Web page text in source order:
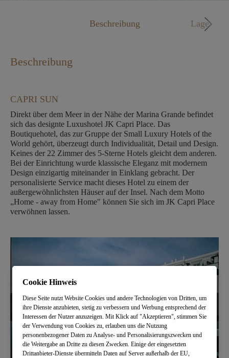
Beschreibung Lage
Beschreibung
CAPRI SUN
Direkt über dem Meer in der Nähe der Marina Grande befindet
sich das designte Luxushotel JK Capri Place. Das
Boutiquehotel, das zur Gruppe der Small Luxury Hotels of the
World gehört, überzeugt durch Individualität, Detail und Design.
Keines der 22 Zimmer des 5-Sterne Hotels gleicht dem anderen.
Bei der Einrichtung wurde klassische Eleganz mit modernem
Design einzigartig miteinander in Einklang gebracht. Der
personalisierte Service macht dieses Hotel zu einem der
außergewöhnlichsten Häuser auf der Insel. Nach dem Motto
„Home - away from Home" können Sie sich im JK Capri Place
verwöhnen lassen.
Cookie Hinweis
Diese Seite nutzt Website Cookies und andere Technologien von Dritten, um
ihre Dienste anzubieten, stetig zu verbessern und Werbung entsprechend der
Interessen der Nutzer anzuzeigen. Mit Klick auf "Akzeptieren", stimmen Sie
der Verwendung von Cookies zu, erlauben uns die Nutzung
personenbezogener Daten zu Analyse- und Personalisierungszwecken und
die Weitergabe an Dritte zu diesen Zwecken. Einige der eingesetzten
Drittanbieter-Dienste übermitteln Daten auf Server außerhalb der EU,